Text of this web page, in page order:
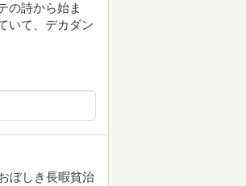
の詩から始ま
いて、デカダン
ぼしき長暇貧治